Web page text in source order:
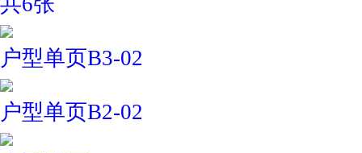
户型单页B3-02
户型单页B2-02